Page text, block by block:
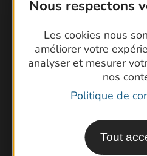
Nous respectons
Les cookies nous
améliorer votre
analyser et mesurer
nos
Politique de
Tout
Foire aux
Cartoguides